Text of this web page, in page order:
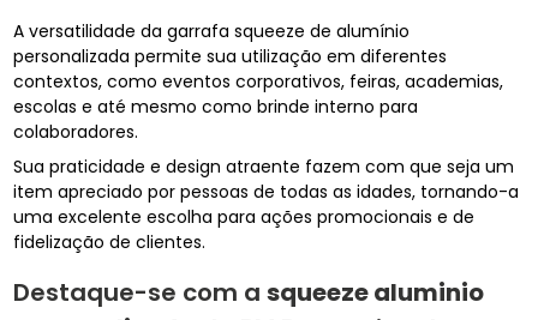
A versatilidade da garrafa squeeze de alumínio
personalizada permite sua utilização em diferentes
contextos, como eventos corporativos, feiras, academias,
escolas e até mesmo como brinde interno para
colaboradores.
Sua praticidade e design atraente fazem com que seja um
item apreciado por pessoas de todas as idades, tornando-a
uma excelente escolha para ações promocionais e de
fidelização de clientes.
Destaque-se com asqueeze aluminio